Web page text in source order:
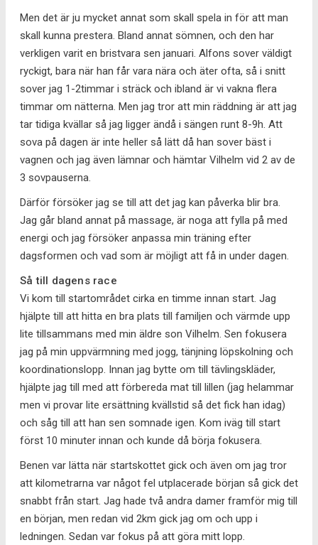
Men det är ju mycket annat som skall spela in för att man
skall kunna prestera. Bland annat sömnen, och den har
verkligen varit en bristvara sen januari. Alfons sover väldigt
ryckigt, bara när han får vara nära och äter ofta, så i snitt
sover jag 1-2timmar i sträck och ibland är vi vakna flera
timmar om nätterna. Men jag tror att min räddning är att jag
tar tidiga kvällar så jag ligger ändå i sängen runt 8-9h. Att
sova på dagen är inte heller så lätt då han sover bäst i
vagnen och jag även lämnar och hämtar Vilhelm vid 2 av de
3 sovpauserna.
Därför försöker jag se till att det jag kan påverka blir bra.
Jag går bland annat på massage, är noga att fylla på med
energi och jag försöker anpassa min träning efter
dagsformen och vad som är möjligt att få in under dagen.
Så till dagens race
Vi kom till startområdet cirka en timme innan start. Jag
hjälpte till att hitta en bra plats till familjen och värmde upp
lite tillsammans med min äldre son Vilhelm. Sen fokusera
jag på min uppvärmning med jogg, tänjning löpskolning och
koordinationslopp. Innan jag bytte om till tävlingskläder,
hjälpte jag till med att förbereda mat till lillen (jag helammar
men vi provar lite ersättning kvällstid så det fick han idag)
och såg till att han sen somnade igen. Kom iväg till start
först 10 minuter innan och kunde då börja fokusera.
Benen var lätta när startskottet gick och även om jag tror
att kilometrarna var något fel utplacerade början så gick det
snabbt från start. Jag hade två andra damer framför mig till
en början, men redan vid 2km gick jag om och upp i
ledningen. Sedan var fokus på att göra mitt lopp.